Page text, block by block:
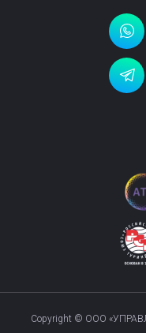
Copyright © ООО